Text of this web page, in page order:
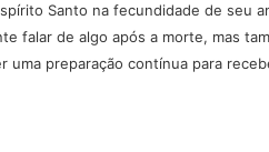
Santo na fecundidade de seu
falar de algo após a morte, mas
uma preparação contínua para